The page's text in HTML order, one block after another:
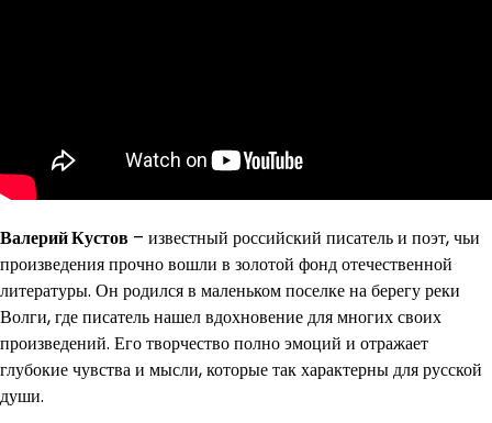
Валерий Кустов – известный российский писатель и поэт, чьи
произведения прочно вошли в золотой фонд отечественной
литературы. Он родился в маленьком поселке на берегу реки
Волги, где писатель нашел вдохновение для многих своих
произведений. Его творчество полно эмоций и отражает
глубокие чувства и мысли, которые так характерны для русской
души.